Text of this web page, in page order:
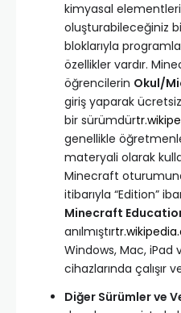
kimyasal
oluşturabileceğiniz
bloklarıyla
özellikler vardır.
öğrencilerin Okul/
giriş yaparak
bir sürümdür
genellikle
materyali olarak
Minecraft
itibarıyla “Edition”
Minecraft
anılmıştır
Windows, Mac,
cihazlarında çalışır
Diğer Sürümler ve